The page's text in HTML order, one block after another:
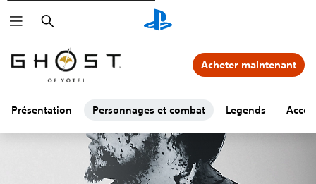
Rechercher
Présentation Personnages et combat Legends
Acheter maintenant